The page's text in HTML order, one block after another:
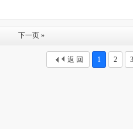
下一页 »
1 2 3
返 回